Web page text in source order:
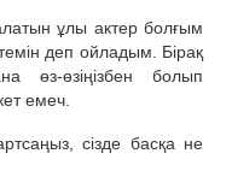
ұлы актер болғым
деп ойладым. Бірақ
өз-өзіңізбен болып
емеч.
сізде басқа не